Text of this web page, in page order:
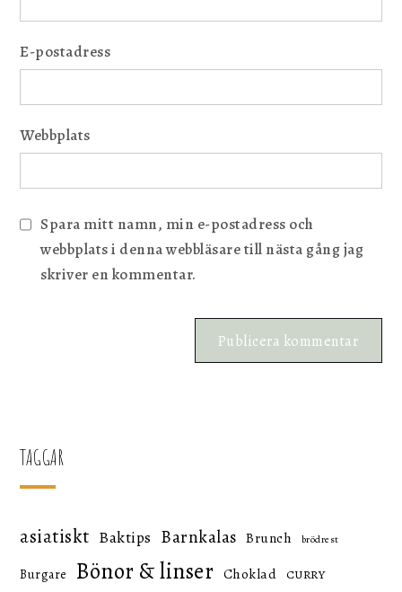
E-postadress
Webbplats
Spara mitt namn, min e-postadress och
webbplats i denna webbläsare till nästa gång jag
skriver en kommentar.
TAGGAR
asiatiskt Baktips Barnkalas Brunch brödrest
Burgare Bönor & linser Choklad CURRY